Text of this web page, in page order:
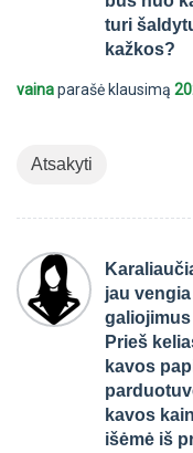
turi
kažkos?
vainaparašė klausimą
Atsakyti
jau
Prieš
kavos
kavos
išėmė iš